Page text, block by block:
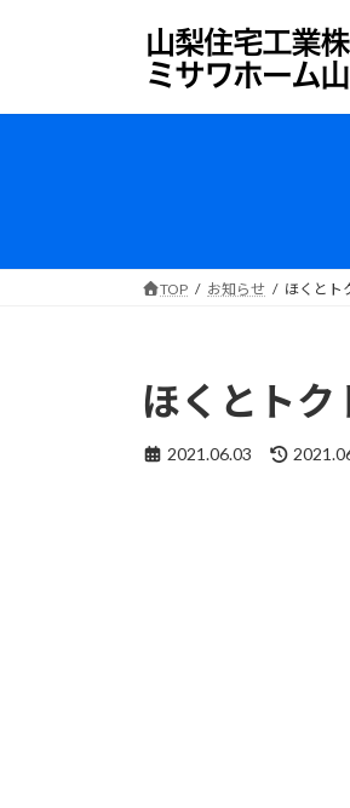
プ
動
TOP お知らせ ほくとト
ほくとト
2021.06.03
最